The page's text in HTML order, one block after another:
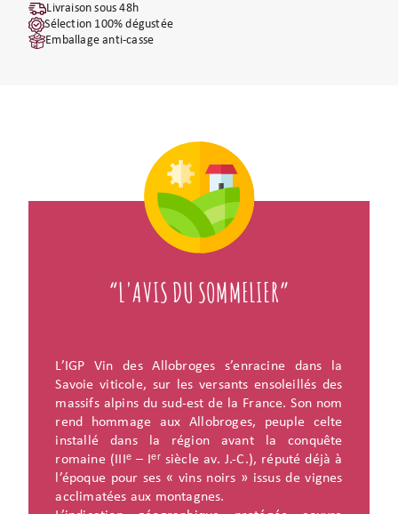
Livraison sous 48h
Sélection 100% dégustée
Emballage anti-casse
“L'AVIS DU SOMMELIER”
L’IGP Vin des Allobroges s’enracine dans la
Savoie viticole, sur les versants ensoleillés des
massifs alpins du sud-est de la France. Son nom
rend hommage aux Allobroges, peuple celte
installé dans la région avant la conquête
romaine (IIIᵉ – Iᵉʳ siècle av. J.-C.), réputé déjà à
l’époque pour ses « vins noirs » issus de vignes
acclimatées aux montagnes.